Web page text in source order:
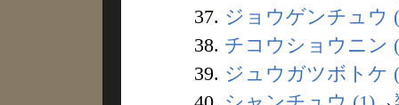
37. ジョウゲンチュウ
38. チコウショウニン
39. ジュウガツボトケ